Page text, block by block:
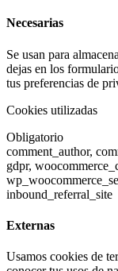
Necesarias
Se usan para
dejas en los
tus preferencias de
Cookies utilizadas
Obligatorio
comment_author,
gdpr,
inbound_referral_site
Externas
Usamos cookies de